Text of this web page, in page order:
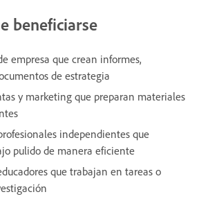
beneficiarse
empresa que crean informes,
de estrategia
y marketing que preparan materiales
independientes que
pulido de manera eficiente
que trabajan en tareas o